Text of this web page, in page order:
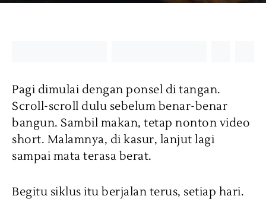
Pagi dimulai dengan ponsel di tangan.
Scroll-scroll dulu sebelum benar-benar
bangun. Sambil makan, tetap nonton video
short. Malamnya, di kasur, lanjut lagi
sampai mata terasa berat.
Begitu siklus itu berjalan terus, setiap hari.